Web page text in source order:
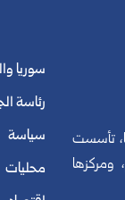
تأسست
ومركزها
سوريا
رئاسة
سياسة
محليات